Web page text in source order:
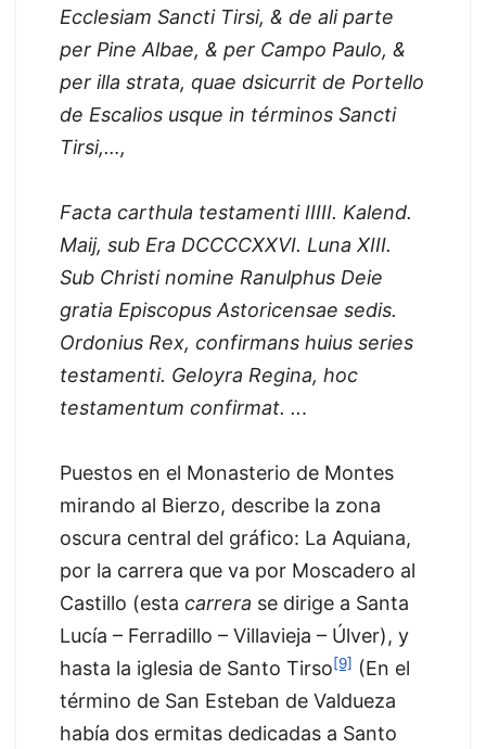
Ecclesiam Sancti Tirsi, & de ali parte
per Pine Albae, & per Campo Paulo, &
per illa strata, quae dsicurrit de Portello
de Escalios usque in términos Sancti
Tirsi,…,
Facta carthula testamenti IIIII. Kalend.
Maij, sub Era DCCCCXXVI. Luna XIII.
Sub Christi nomine Ranulphus Deie
gratia Episcopus Astoricensae sedis.
Ordonius Rex, confirmans huius series
testamenti. Geloyra Regina, hoc
testamentum confirmat. ...
Puestos en el Monasterio de Montes
mirando al Bierzo, describe la zona
oscura central del gráfico: La Aquiana,
por la carrera que va por Moscadero al
Castillo (esta carrera se dirige a Santa
Lucía – Ferradillo – Villavieja – Úlver), y
hasta la iglesia de Santo Tirso[9] (En el
término de San Esteban de Valdueza
había dos ermitas dedicadas a Santo